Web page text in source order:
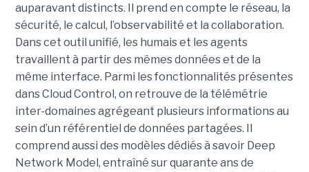
auparavant distincts. Il prend en compte le réseau, la
sécurité, le calcul, l’observabilité et la collaboration.
Dans cet outil unifié, les humais et les agents
travaillent à partir des mêmes données et de la
même interface. Parmi les fonctionnalités présentes
dans Cloud Control, on retrouve de la télémétrie
inter-domaines agrégeant plusieurs informations au
sein d’un référentiel de données partagées. Il
comprend aussi des modèles dédiés à savoir Deep
Network Model, entraîné sur quarante ans de